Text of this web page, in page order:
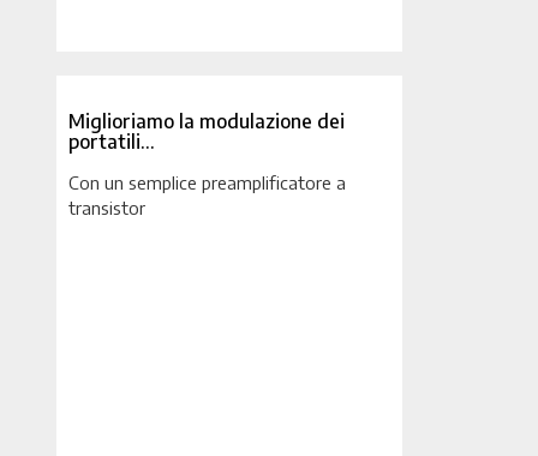
Miglioriamo la modulazione dei
portatili…
Con un semplice preamplificatore a
transistor